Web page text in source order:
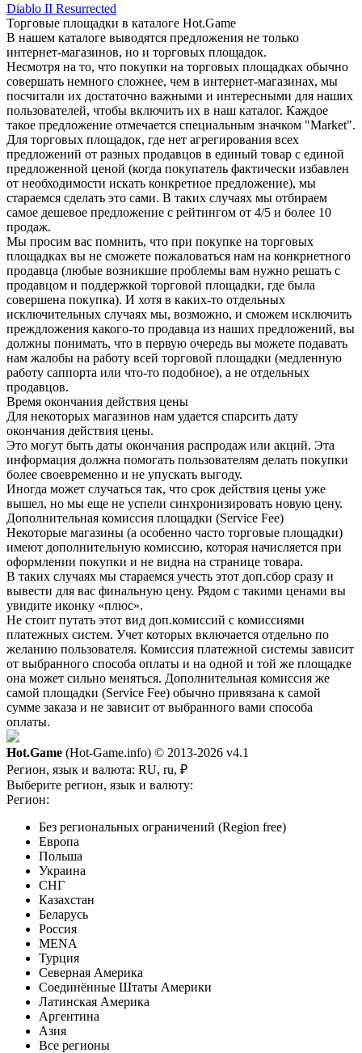
Diablo II Resurrected
Торговые площадки в каталоге Hot.Game
В нашем каталоге выводятся предложения не только
интернет-магазинов, но и торговых площадок.
Несмотря на то, что покупки на торговых площадках обычно
совершать немного сложнее, чем в интернет-магазинах, мы
посчитали их достаточно важными и интересными для наших
пользователей, чтобы включить их в наш каталог. Каждое
такое предложение отмечается специальным значком "Market".
Для торговых площадок, где нет агрегирования всех
предложений от разных продавцов в единый товар с единой
предложенной ценой (когда покупатель фактически избавлен
от необходимости искать конкретное предложение), мы
стараемся сделать это сами. В таких случаях мы отбираем
самое дешевое предложение с рейтингом от 4/5 и более 10
продаж.
Мы просим вас помнить, что при покупке на торговых
площадках вы не сможете пожаловаться нам на конкрнетного
продавца (любые возникшие проблемы вам нужно решать с
продавцом и поддержкой торговой площадки, где была
совершена покупка). И хотя в каких-то отдельных
исключительных случаях мы, возможно, и сможем исключить
преждложения какого-то продавца из наших предложений, вы
должны понимать, что в первую очередь вы можете подавать
нам жалобы на работу всей торговой площадки (медленную
работу саппорта или что-то подобное), а не отдельных
продавцов.
Время окончания действия цены
Для некоторых магазинов нам удается спарсить дату
окончания действия цены.
Это могут быть даты окончания распродаж или акций. Эта
информация должна помогать пользователям делать покупки
более своевременно и не упускать выгоду.
Иногда может случаться так, что срок действия цены уже
вышел, но мы еще не успели синхронизировать новую цену.
Дополнительная комиссия площадки (Service Fee)
Некоторые магазины (а особенно часто торговые площадки)
имеют дополнительную комиссию, которая начисляется при
оформлении покупки и не видна на странице товара.
В таких случаях мы стараемся учесть этот доп.сбор сразу и
вывести для вас финальную цену. Рядом с такими ценами вы
увидите иконку «плюс».
Не стоит путать этот вид доп.комиссий с комиссиями
платежных систем. Учет которых включается отдельно по
желанию пользователя. Комиссия платежной системы зависит
от выбранного способа оплаты и на одной и той же площадке
она может сильно меняться. Дополнительная комиссия же
самой площадки (Service Fee) обычно привязана к самой
сумме заказа и не зависит от выбранного вами способа
оплаты.
Hot.Game (Hot-Game.info) © 2013-2026 v4.1
Регион, язык и валюта: RU, ru, ₽
Выберите регион, язык и валюту:
Регион:
Без региональных ограничений (Region free)
Европа
Польша
Украина
СНГ
Казахстан
Беларусь
Россия
MENA
Турция
Северная Америка
Соединённые Штаты Америки
Латинская Америка
Аргентина
Азия
Все регионы